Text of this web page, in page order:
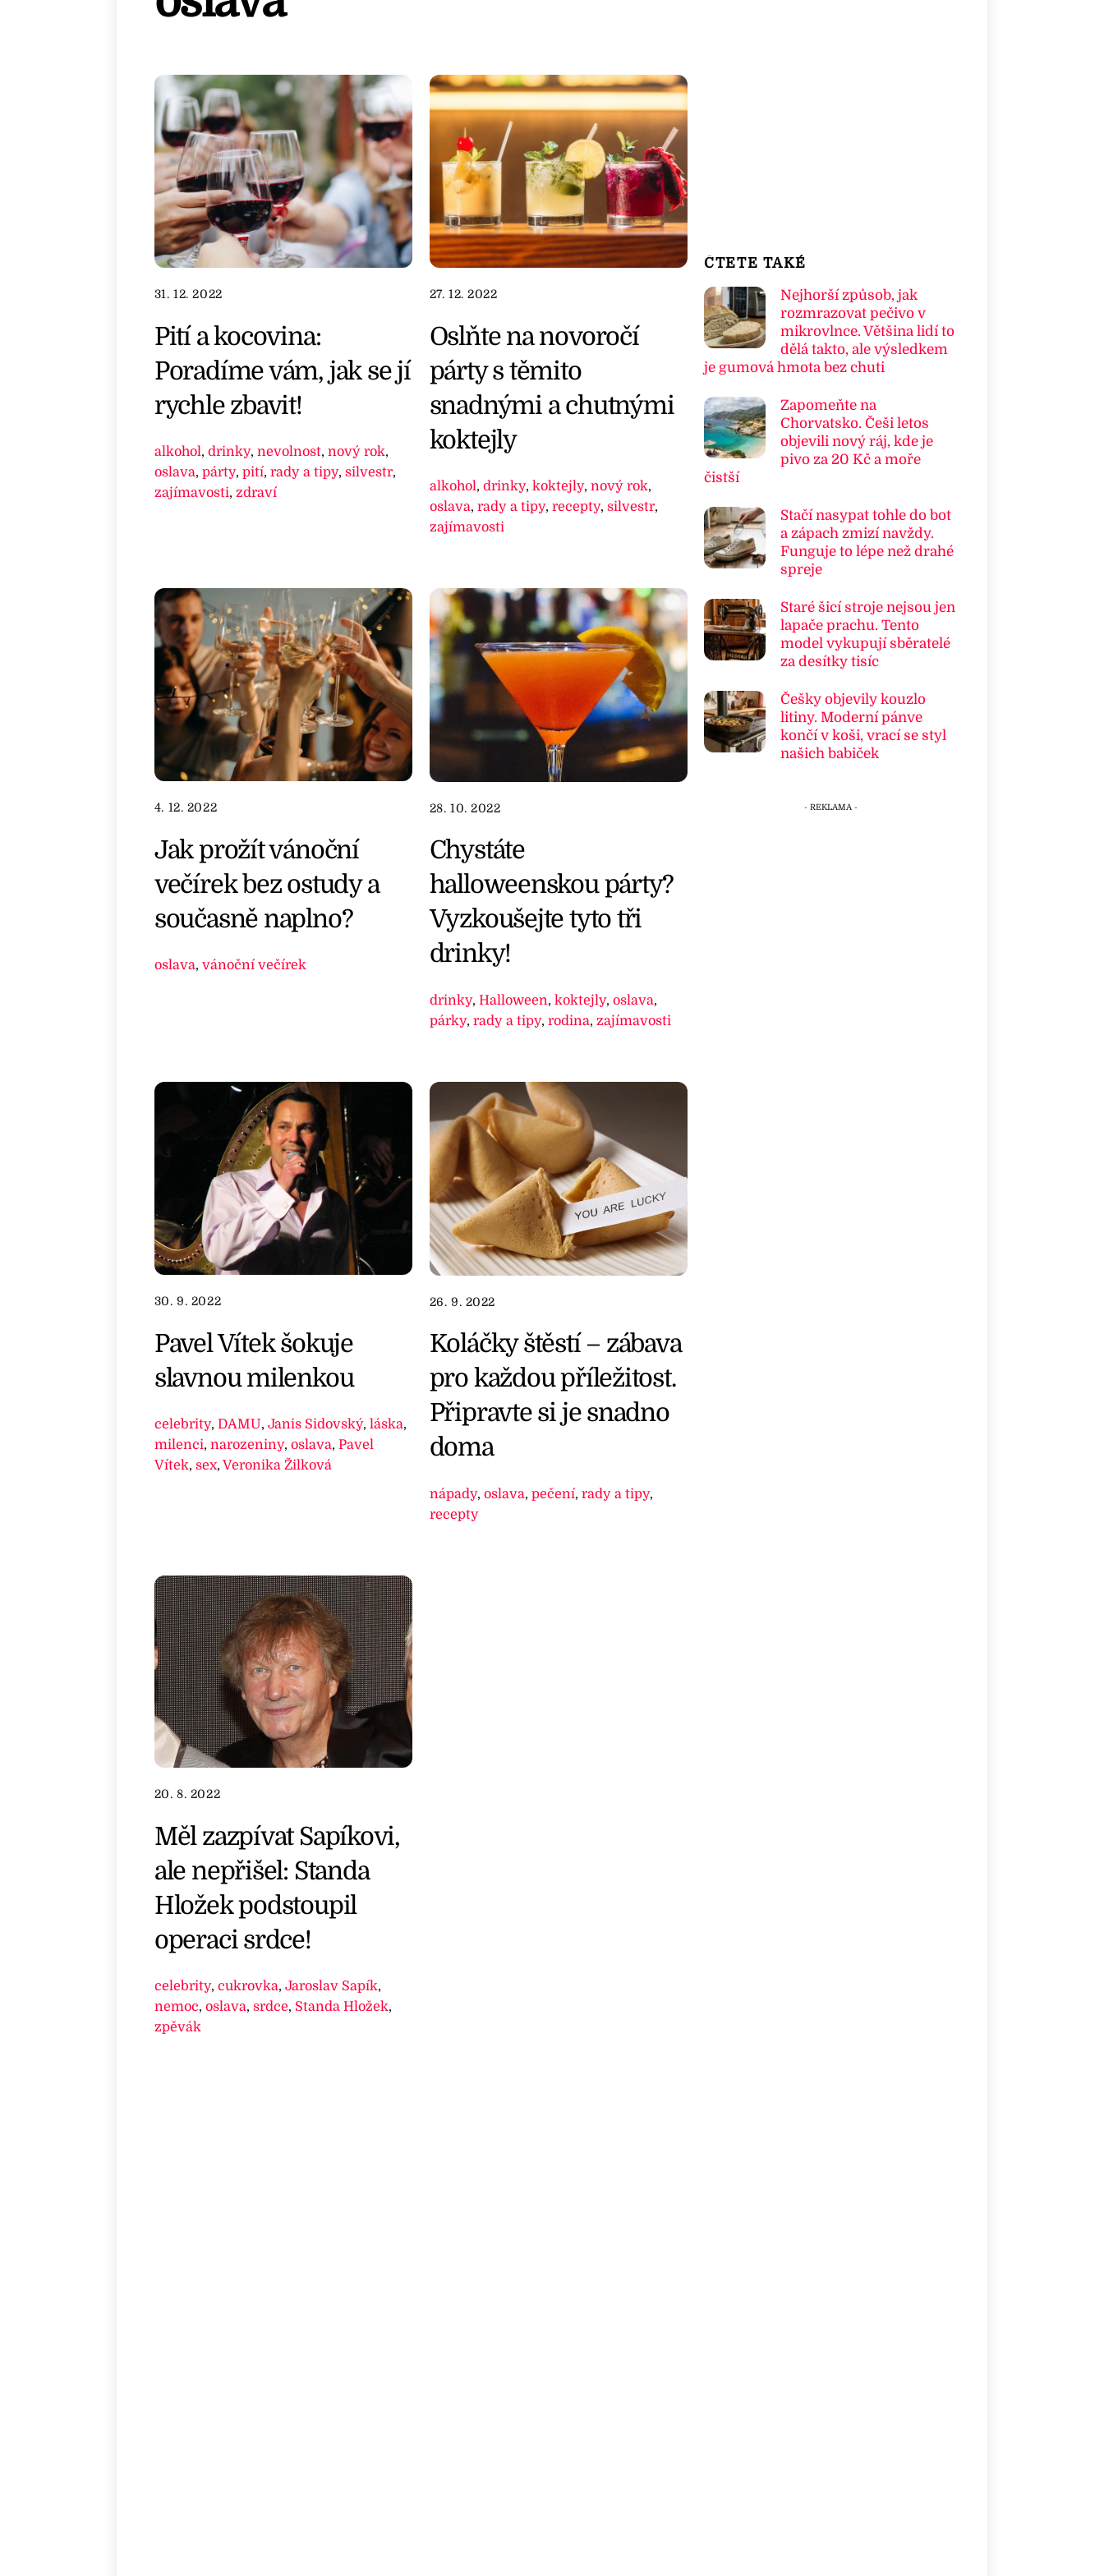
31. 12. 2022
Pití a kocovina:
Poradíme vám, jak se jí
rychle zbavit!
alkohol, drinky, nevolnost, nový rok,
oslava, párty, pití, rady a tipy, silvestr,
zajímavosti, zdraví
27. 12. 2022
Oslňte na novoročí
párty s těmito
snadnými a chutnými
koktejly
alkohol, drinky, koktejly, nový rok,
oslava, rady a tipy, recepty, silvestr,
zajímavosti
4. 12. 2022
Jak prožít vánoční
večírek bez ostudy a
současně naplno?
oslava, vánoční večírek
28. 10. 2022
Chystáte
halloweenskou párty?
Vyzkoušejte tyto tři
drinky!
drinky, Halloween, koktejly, oslava,
párky, rady a tipy, rodina, zajímavosti
30. 9. 2022
Pavel Vítek šokuje
slavnou milenkou
celebrity, DAMU, Janis Sidovský, láska,
milenci, narozeniny, oslava, Pavel
Vítek, sex, Veronika Žilková
26. 9. 2022
Koláčky štěstí – zábava
pro každou příležitost.
Připravte si je snadno
doma
nápady, oslava, pečení, rady a tipy,
recepty
20. 8. 2022
Měl zazpívat Sapíkovi,
ale nepřišel: Standa
Hložek podstoupil
operaci srdce!
celebrity, cukrovka, Jaroslav Sapík,
nemoc, oslava, srdce, Standa Hložek,
zpěvák
ČTETE TAKÉ
Nejhorší způsob, jak
rozmrazovat pečivo v
mikrovlnce. Většina lidí to
dělá takto, ale výsledkem
je gumová hmota bez chuti
Zapomeňte na
Chorvatsko. Češi letos
objevili nový ráj, kde je
pivo za 20 Kč a moře
čistší
Stačí nasypat tohle do bot
a zápach zmizí navždy.
Funguje to lépe než drahé
spreje
Staré šicí stroje nejsou jen
lapače prachu. Tento
model vykupují sběratelé
za desítky tisíc
Češky objevily kouzlo
litiny. Moderní pánve
končí v koši, vrací se styl
našich babiček